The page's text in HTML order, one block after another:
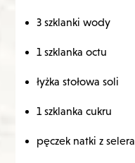
3 szklanki wody
1 szklanka octu
łyżka stołowa soli
1 szklanka cukru
pęczek natki z selera